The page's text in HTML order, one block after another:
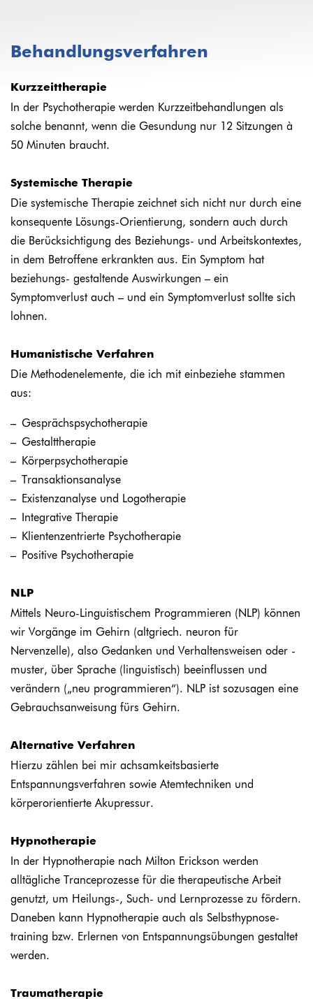
Behandlungsverfahren
Kurzzeittherapie
In der Psychotherapie werden Kurzzeitbehandlungen als
solche benannt, wenn die Gesundung nur 12 Sitzungen à
50 Minuten braucht.
Systemische Therapie
Die systemische Therapie zeichnet sich nicht nur durch eine
konsequente Lösungs-Orientierung, sondern auch durch
die Berück­sichtigung des Beziehungs- und Arbeits­kontextes,
in dem Betroffene erkrankten aus. Ein Symptom hat
beziehungs- gestaltende Auswirkungen – ein
Symptomverlust auch – und ein Symptomverlust sollte sich
lohnen.
Humanistische Verfahren
Die Methodenelemente, die ich mit einbeziehe stammen
aus:
Gesprächspsychotherapie
Gestalttherapie
Körperpsychotherapie
Transaktionsanalyse
Existenzanalyse und Logotherapie
Integrative Therapie
Klientenzentrierte Psychotherapie
Positive Psychotherapie
NLP
Mittels Neuro-Linguistischem Programmieren (NLP) können
wir Vorgänge im Gehirn (altgriech. neuron für
Nervenzelle), also Gedanken und Verhaltens­weisen oder -
muster, über Sprache (linguistisch) beeinflussen und
verändern („neu program­mieren“). NLP ist sozusagen eine
Gebrauchs­anweisung fürs Gehirn.
Alternative Verfahren
Hierzu zählen bei mir achsamkeitsbasierte
Entspannungsverfahren sowie Atemtechniken und
körperorientierte Akupressur.
Hypnotherapie
In der Hypnotherapie nach Milton Erickson werden
alltägliche Tranceprozesse für die thera­peutische Arbeit
genutzt, um Heilungs-, Such- und Lern­prozesse zu fördern.
Daneben kann Hypnotherapie auch als Selbsthypnose­
training bzw. Erlernen von Entspannungs­übungen gestaltet
werden.
Traumatherapie